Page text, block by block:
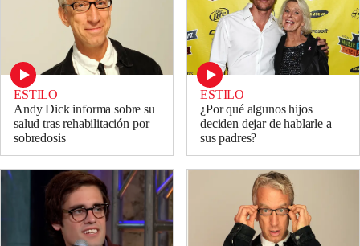
ESTILO
Andy Dick informa sobre su
salud tras rehabilitación por
sobredosis
ESTILO
¿Por qué algunos hijos
deciden dejar de hablarle a
sus padres?